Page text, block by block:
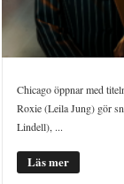
Chicago öppnar med
Roxie (Leila Jung) gör
Lindell), ...
Läs mer